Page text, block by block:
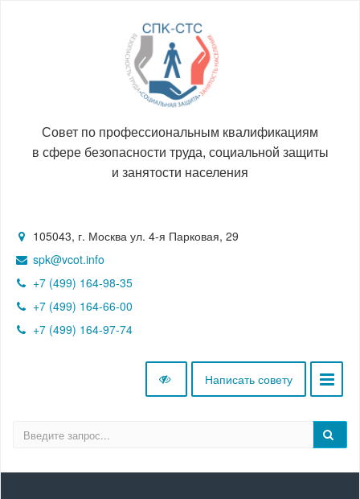
Совет по профессиональным квалификациям
в сфере безопасности труда, социальной защиты
и занятости населения
105043, г. Москва ул. 4-я Парковая, 29
spk@vcot.info
+7 (499) 164-98-35
+7 (499) 164-66-00
+7 (499) 164-97-74
Написать совету